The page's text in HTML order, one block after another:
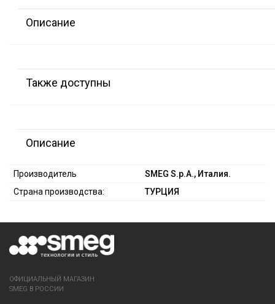
Описание
Также доступны
Описание
Производитель
SMEG S.p.A., Италия.
Страна производства:
ТУРЦИЯ
ОФИЦИАЛЬНЫЙ МАГАЗИН
SMEG В РОССИИ